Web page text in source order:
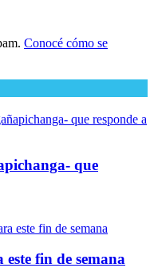
Conocé cómo se
que
fin de semana